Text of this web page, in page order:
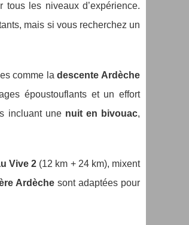
tous les niveaux d’expérience.
mais si vous recherchez un
comme ladescente Ardèche
époustouflants et un effort
incluant une nuit en bivouac,
Vive 2 (12 km + 24 km), mixent
Ardèche sont adaptées pour